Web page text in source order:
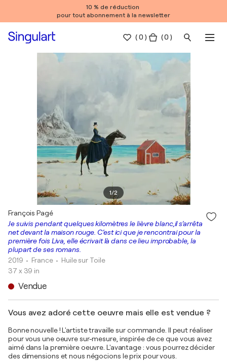
10 % de réduction
pour tout abonnement à la newsletter
(0 ) ( 0 )
1/2
Je suivis pendant quelques kilomètres le lièvre blanc,il s’arrêta
net devant la maison rouge. C’est ici que je rencontrai pour la
première fois Liva, elle écrivait là dans ce lieu improbable, la
plupart de ses romans.
François Pagé
2019 • France • Huile sur Toile
37 x 39 in
Vendue
Vous avez adoré cette oeuvre mais elle est vendue ?
Bonne nouvelle ! L'artiste travaille sur commande. Il peut réaliser
pour vous une oeuvre sur-mesure, inspirée de ce que vous avez
aimé dans la première oeuvre. L'avantage : vous pourrez décider
des dimensions et nous négocions le prix pour vous.